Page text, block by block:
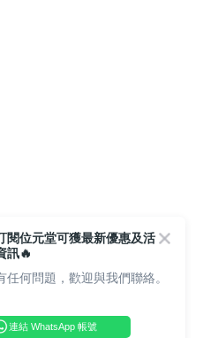
閱位元堂可獲最新優惠及活
訊🔥
任何問題，歡迎與我們聯絡。
連結 WhatsApp 帳號